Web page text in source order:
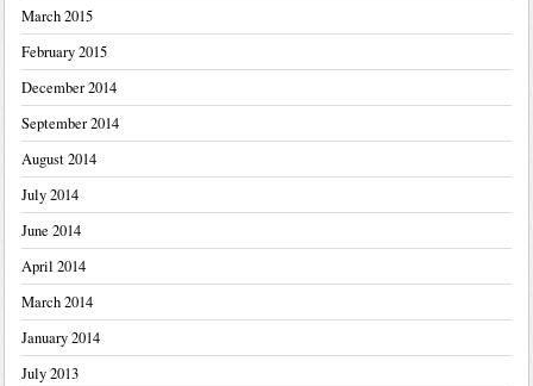
March 2015
February 2015
December 2014
September 2014
August 2014
July 2014
June 2014
April 2014
March 2014
January 2014
July 2013